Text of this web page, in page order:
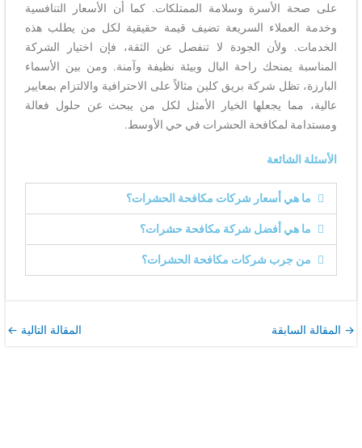
على صحة الأسرة وسلامة الممتلكات. كما أن الأسعار التنافسية
وخدمة العملاء السريعة تضيف قيمة حقيقية لكل من يطلب هذه
الخدمات. ولأن الجودة لا تنفصل عن الثقة، فإن اختيار الشركة
المناسبة يمنحك راحة البال وبيئة نظيفة وآمنة. ومن بين الأسماء
البارزة، تظل شركة بريق كلين مثالاً على الاحترافية والالتزام بمعايير
عالية، مما يجعلها الخيار الأمثل لكل من يبحث عن حلول فعالة
ومستدامة لمكافحة الحشرات في حي الأوسط.
الأسئلة الشائعة
ما هي أسعار شركات مكافحة الحشرات؟
ما هي أفضل شركة مكافحة حشرات؟
من جرب شركات مكافحة الحشرات؟
→ المقالة السابقة المقالة التالية ←